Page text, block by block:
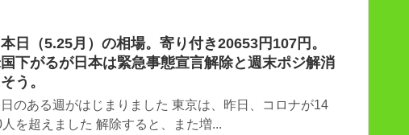
日（5.25月）の相場。寄り付き20653円107円。
下がるが日本は緊急事態宣言解除と週末ポジ解消
う。
のある週がはじまりました 東京は、昨日、コロナが14
を超えました 解除すると、また増...